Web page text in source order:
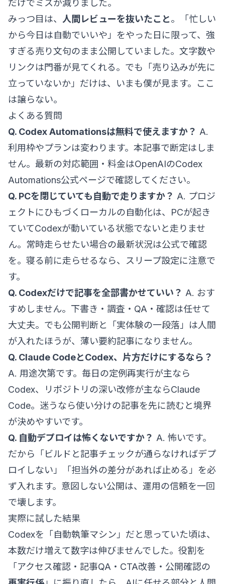
だけでミスが減りました。
みっつ目は、 人間レビューを抜いたこと。「忙しい
から今日は自動でいいや」をやった日に限って、強
すぎる売り文句のまま公開していました。文字数や
リンクは門番が見てくれる。でも「売り込みが先に
立っていないか」だけは、いまも僕が見ます。ここ
は譲らない。
よくある質問
Q. Codex Automationsは無料で使えますか？ A.
利用枠やプランは変わります。本記事で断定はしま
せん。最新の対応範囲・料金はOpenAIのCodex
Automations公式ページで確認してください。
Q. PCを閉じていても自動で走りますか？ A. プロジ
ェクトにひもづくローカルの自動化は、PCが起き
ていてCodexが動いている状態でないと走りませ
ん。常時走らせたい場合の最新状況は公式で確認
を。寝る前に走らせるなら、スリープ設定に注意で
す。
Q. Codexだけで記事を全部書かせていい？ A. おす
すめしません。下書き・調査・QA・確認は任せて
大丈夫。でも公開判断と「実体験の一段落」は人間
が入れたほうが、薄い要約記事になりません。
Q. Claude CodeとCodex、片方だけにするなら？
A. 用途次第です。毎日の定例再実行が主なら
Codex、リポジトリの深い改修が主ならClaude
Code。迷うなら使い分けの記事を先に読むと境界
が決めやすいです。
Q. 自動デプロイは怖くないですか？ A. 怖いです。
だから「ビルドと記事チェックが通らなければデプ
ロイしない」「担当外の差分があれば止める」を必
ず入れます。意図しない公開は、運用の信頼を一回
で壊します。
実際に試した結果
Codexを「自動執筆マシン」だと思っていた頃は、
本数だけ増えて数字は伸びませんでした。役割を
「アクセス確認・記事QA・CTA改善・公開確認の